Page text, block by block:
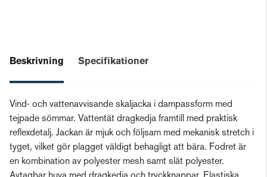
Beskrivning Specifikationer
Vind- och vattenavvisande skaljacka i dampassform med
tejpade sömmar. Vattentät dragkedja framtill med praktisk
reflexdetalj. Jackan är mjuk och följsam med mekanisk stretch i
tyget, vilket gör plagget väldigt behagligt att bära. Fodret är
en kombination av polyester mesh samt slät polyester.